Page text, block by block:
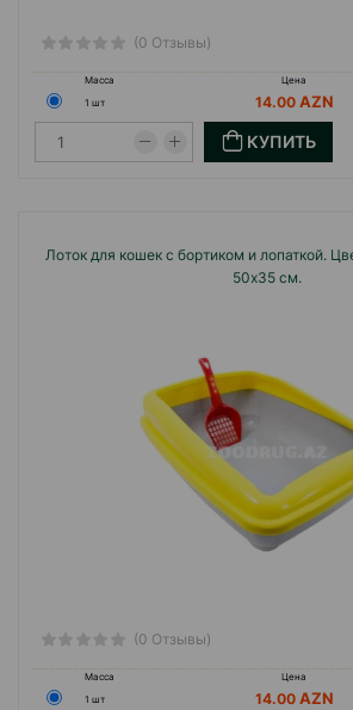
(0 Отзывы)
Масса Цена
1 шт
14.00
КУПИТЬ
Лоток для кошек с бортиком и лопаткой.
50х35 см.
(0 Отзывы)
Масса Цена
1 шт
14.00